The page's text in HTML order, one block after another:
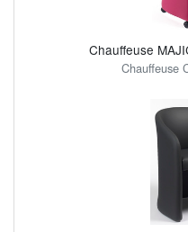
Chauffeuse
Chauffeuse